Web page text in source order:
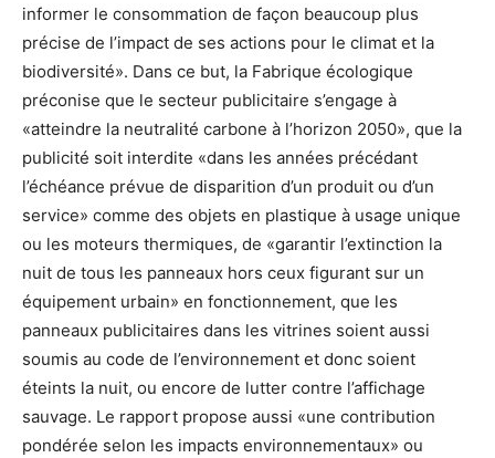
informer le consommation de façon beaucoup plus
précise de l’impact de ses actions pour le climat et la
biodiversité». Dans ce but, la Fabrique écologique
préconise que le secteur publicitaire s’engage à
«atteindre la neutralité carbone à l’horizon 2050», que la
publicité soit interdite «dans les années précédant
l’échéance prévue de disparition d’un produit ou d’un
service» comme des objets en plastique à usage unique
ou les moteurs thermiques, de «garantir l’extinction la
nuit de tous les panneaux hors ceux figurant sur un
équipement urbain» en fonctionnement, que les
panneaux publicitaires dans les vitrines soient aussi
soumis au code de l’environnement et donc soient
éteints la nuit, ou encore de lutter contre l’affichage
sauvage. Le rapport propose aussi «une contribution
pondérée selon les impacts environnementaux» ou